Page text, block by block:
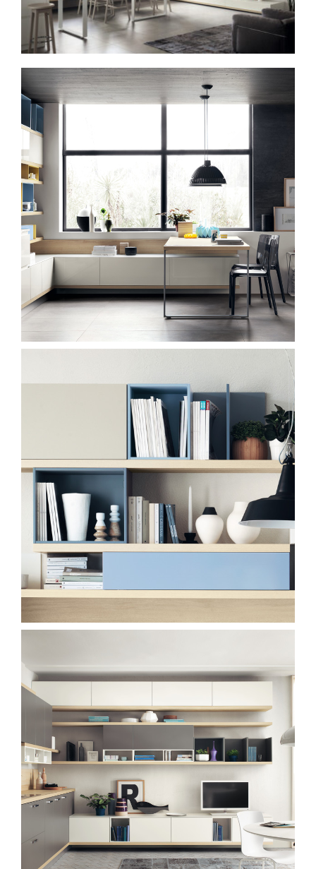
Spavaće sobe
Kupatila
DODATCI
VANJSKI
UREDSKI
HOTELSKI